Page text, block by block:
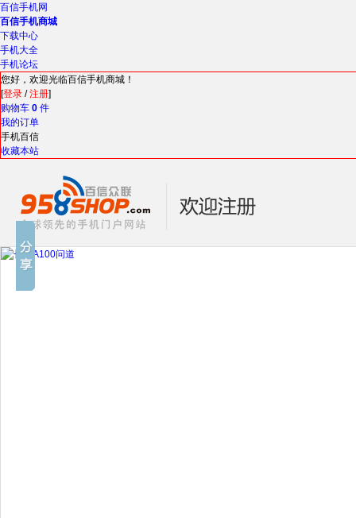
百信手机网
百信手机商城
下载中心
手机大全
手机论坛
您好，欢迎光临百信手机商城！
[登录 /注册]
购物车 0 件
我的订单
手机百信
收藏本站